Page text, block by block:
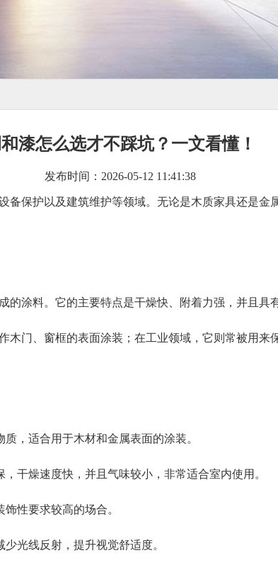
漆怎么选才不踩坑？一文看懂！
发布时间：2026-05-12 11:41:38
保护以及建筑维护等领域。无论是木质家具还是金
涂料。它的主要特点是干燥快、附着力强，并且具
门、窗框的表面涂装；在工业领域，它则常被用来
，适合用于木材和金属表面的涂装。
干燥速度快，并且气味较小，非常适合室内使用。
性要求较高的场合。
光线反射，提升视觉舒适度。